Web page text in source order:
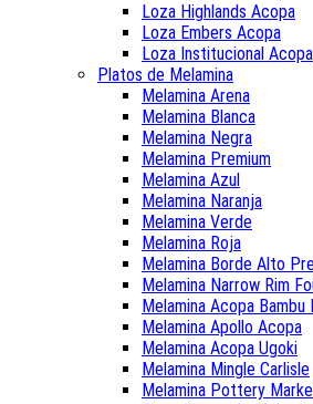
Loza Highlands Acopa
Loza Embers Acopa
Loza Institucional Acopa
Platos de Melamina
Melamina Arena
Melamina Blanca
Melamina Negra
Melamina Premium
Melamina Azul
Melamina Naranja
Melamina Verde
Melamina Roja
Melamina Borde Alto
Melamina Narrow Rim
Melamina Acopa Bambu
Melamina Apollo Acopa
Melamina Acopa Ugoki
Melamina Mingle Carlisle
Melamina Pottery